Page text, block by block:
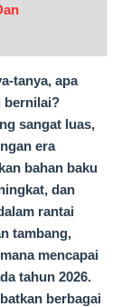
tanya, apa
bernilai?
sangat luas,
era
bahan baku
dan
rantai
tambang,
mencapai
tahun 2026.
berbagai